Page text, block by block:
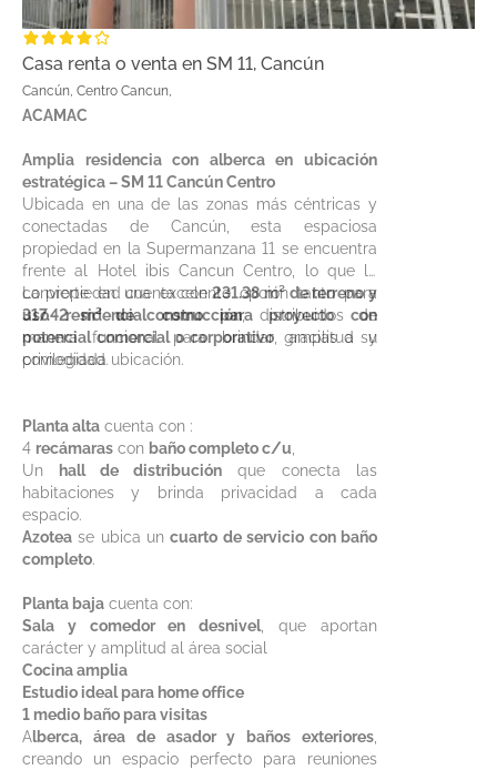
Casa renta o venta en SM 11, Cancún
Cancún, Centro Cancun,
ACAMAC
Amplia residencia con alberca en ubicación
estratégica – SM 11 Cancún Centro
Ubicada en una de las zonas más céntricas y
conectadas de Cancún, esta espaciosa
propiedad en la Supermanzana 11 se encuentra
frente al Hotel ibis Cancun Centro, lo que la
convierte en una excelente opción tanto para
uso residencial como para proyecto con
potencial comercial o corporativo , gracias a su
privilegiada ubicación.
La propiedad cuenta con231.38 m² de terreno y
317.42 m² de construcción, distribuidos de
manera funcional para brindar amplitud y
comodidad.
Planta alta cuenta con :
4 recámaras con baño completo c/u
Un
hall de distribución que conecta las
habitaciones y brinda privacidad a cada
espacio.
Azotea se ubica un cuarto de servicio con baño
completo.
Planta baja cuenta con:
Sala y comedor en desnivel, que aportan
carácter y amplitud al área social
Cocina amplia
Estudio ideal para home office
1 medio baño para visitas
Alberca, área de asador y baños exteriores
creando un espacio perfecto para reuniones